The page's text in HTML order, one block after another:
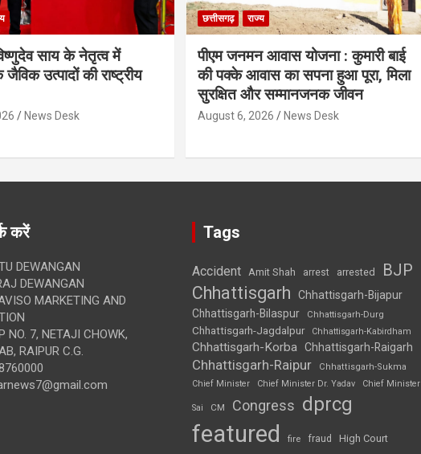
साय के नेतृत्व में
उत्पादों की राष्ट्रीय
News Desk
छत्तीसगढ़ राज्य
पीएम जनमन आवास योजना : कुमारी बाई
की पक्के आवास का सपना हुआ पूरा, मिला
सुरक्षित और सम्मानजनक जीवन
August 6, 2026 News Desk
करें
DEWANGAN
DEWANGAN
MARKETING AND
NO. 7, NETAJI CHOWK,
RAIPUR C.G.
Tags
Accident Amit Shah arrest arrested BJP
Chhattisgarh
Chhattisgarh-Bijapur
Chhattisgarh-Bilaspur
Chhattisgarh-Durg
Chhattisgarh-Jagdalpur Chhattisgarh-Kabirdham
Chhattisgarh-Korba Chhattisgarh-Raigarh
Chhattisgarh-Raipur
Chhattisgarh-Sukma
Chief Minister
Chief Minister Dr. Yadav Chief Minister
Sai CM Congress dprcg
featured fire fraud High Court